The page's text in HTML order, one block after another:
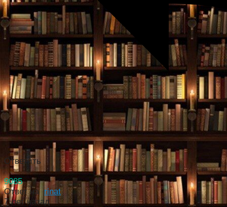
Ответить
9085
Ответ на rinat
7 лет назад